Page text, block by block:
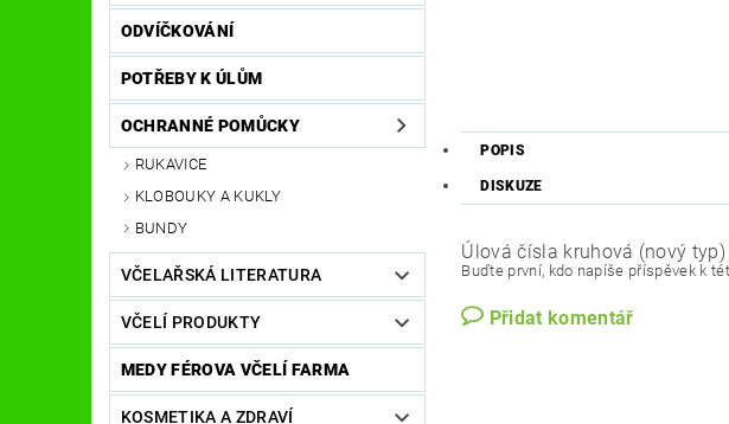
ODVÍČKOVÁNÍ
POTŘEBY K ÚLŮM
OCHRANNÉ POMŮCKY
RUKAVICE
KLOBOUKY A KUKLY
BUNDY
VČELAŘSKÁ LITERATURA
VČELÍ PRODUKTY
MEDY FÉROVA VČELÍ FARMA
KOSMETIKA A ZDRAVÍ
POPIS
DISKUZE
Úlová čísla kruhová (nový
Buďte první, kdo napíše příspěvek k
Přidat komentář